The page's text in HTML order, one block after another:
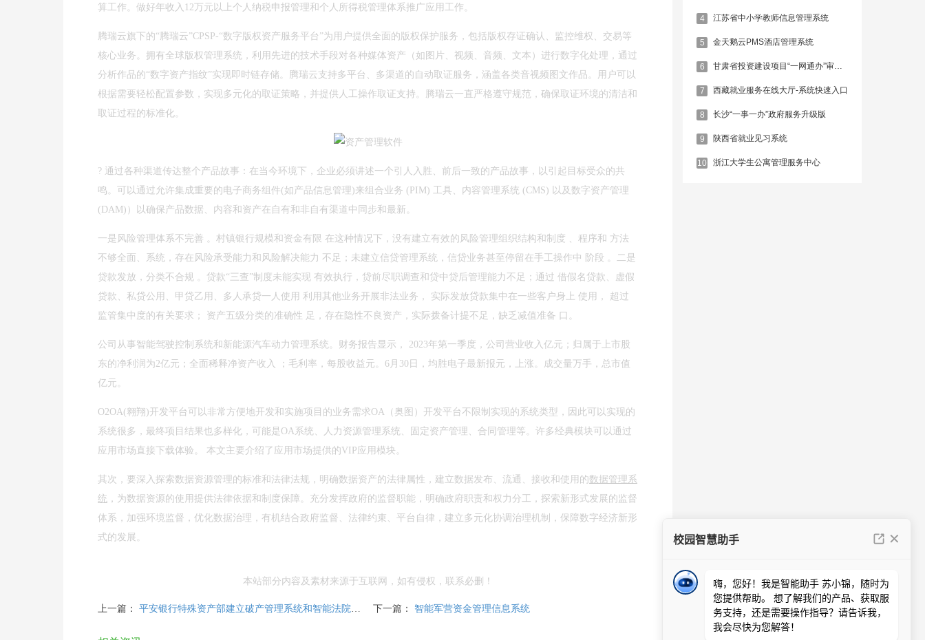
4 江苏省中小学教师信息管理系统
5 金天鹅云PMS酒店管理系统
6 甘肃省投资建设项目“一网通办”审批服务平台
7 西藏就业服务在线大厅-系统快速入口
8 长沙“一事一办”政府服务升级版
9 陕西省就业见习系统
10 浙江大学生公寓管理服务中心
算工作。做好年收入12万元以上个人纳税申报管理和个人所得税管理体系推广应用工作。
腾瑞云旗下的“腾瑞云”CPSP-“数字版权资产服务平台”为用户提供全面的版权保护服务，包括版权存证确认、监控维权、交易等
核心业务。拥有全球版权管理系统，利用先进的技术手段对各种媒体资产（如图片、视频、音频、文本）进行数字化处理，通过
分析作品的“数字资产指纹”实现即时链存储。腾瑞云支持多平台、多渠道的自动取证服务，涵盖各类音视频图文作品。用户可以
根据需要轻松配置参数，实现多元化的取证策略，并提供人工操作取证支持。腾瑞云一直严格遵守规范，确保取证环境的清洁和
取证过程的标准化。
? 通过各种渠道传达整个产品故事：在当今环境下，企业必须讲述一个引人入胜、前后一致的产品故事，以引起目标受众的共
鸣。可以通过允许集成重要的电子商务组件(如产品信息管理)来组合业务 (PIM) 工具、内容管理系统 (CMS) 以及数字资产管理
(DAM)）以确保产品数据、内容和资产在自有和非自有渠道中同步和最新。
一是风险管理体系不完善 。村镇银行规模和资金有限 在这种情况下，没有建立有效的风险管理组织结构和制度 、程序和 方法
不够全面、系统，存在风险承受能力和风险解决能力 不足；未建立信贷管理系统，信贷业务甚至停留在手工操作中 阶段 。二是
贷款发放，分类不合规 。贷款“三查”制度未能实现 有效执行，贷前尽职调查和贷中贷后管理能力不足；通过 借假名贷款、虚假
贷款、私贷公用、甲贷乙用、多人承贷一人使用 利用其他业务开展非法业务， 实际发放贷款集中在一些客户身上 使用， 超过
监管集中度的有关要求； 资产五级分类的准确性 足，存在隐性不良资产，实际拨备计提不足，缺乏减值准备 口。
公司从事智能驾驶控制系统和新能源汽车动力管理系统。财务报告显示， 2023年第一季度，公司营业收入亿元；归属于上市股
东的净利润为2亿元；全面稀释净资产收入 ；毛利率，每股收益元。6月30日，均胜电子最新报元，上涨。成交量万手，总市值
亿元。
O2OA(翱翔)开发平台可以非常方便地开发和实施项目的业务需求OA（奥图）开发平台不限制实现的系统类型，因此可以实现的
系统很多，最终项目结果也多样化，可能是OA系统、人力资源管理系统、固定资产管理、合同管理等。许多经典模块可以通过
应用市场直接下载体验。 本文主要介绍了应用市场提供的VIP应用模块。
其次，要深入探索数据资源管理的标准和法律法规，明确数据资产的法律属性，建立数据发布、流通、接收和使用的数据管理系
统 ，为数据资源的使用提供法律依据和制度保障。充分发挥政府的监督职能，明确政府职责和权力分工，探索新形式发展的监督
体系，加强环境监督，优化数据治理，有机结合政府监督、法律约束、平台自律，建立多元化协调治理机制，保障数字经济新形
式的发展。
本站部分内容及素材来源于互联网，如有侵权，联系必删！
上一篇： 平安银行特殊资产部建立破产管理系统和智能法院系统 下一篇： 智能军营资金管理信息系统